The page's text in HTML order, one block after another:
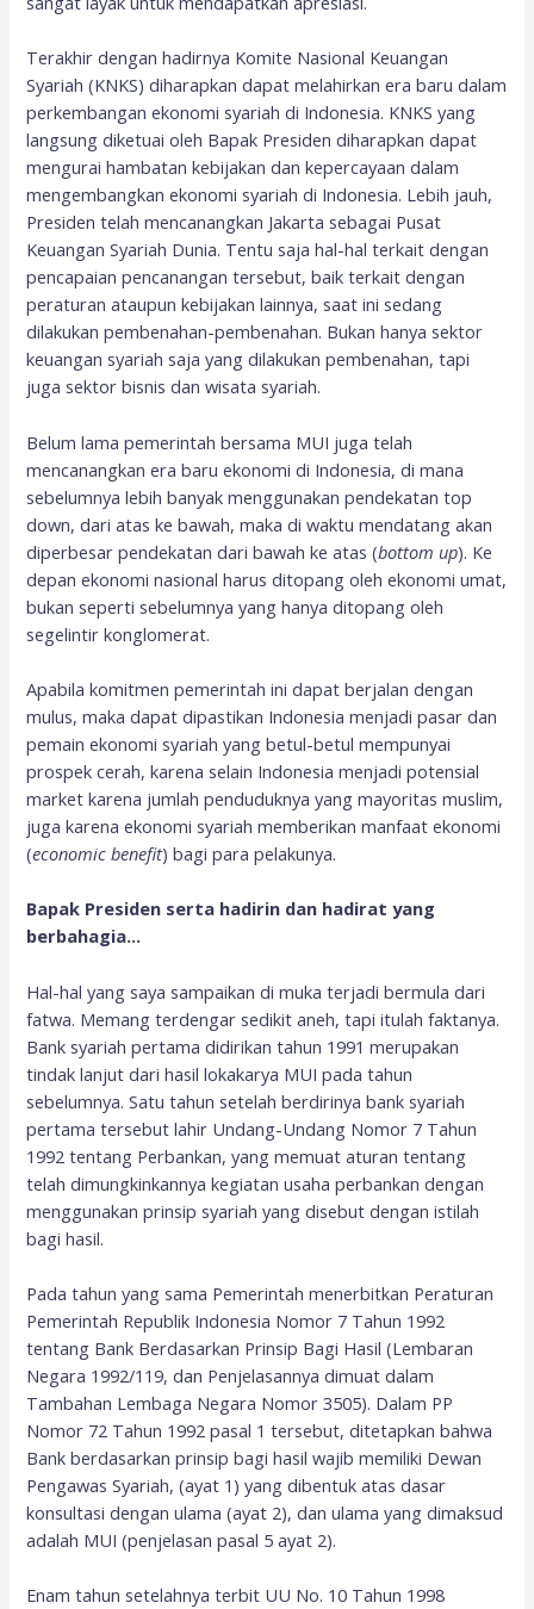
Terakhir dengan hadirnya Komite Nasional Keuangan
Syariah (KNKS) diharapkan dapat melahirkan era baru dalam
perkembangan ekonomi syariah di Indonesia. KNKS yang
langsung diketuai oleh Bapak Presiden diharapkan dapat
mengurai hambatan kebijakan dan kepercayaan dalam
mengembangkan ekonomi syariah di Indonesia. Lebih jauh,
Presiden telah mencanangkan Jakarta sebagai Pusat
Keuangan Syariah Dunia. Tentu saja hal-hal terkait dengan
pencapaian pencanangan tersebut, baik terkait dengan
peraturan ataupun kebijakan lainnya, saat ini sedang
dilakukan pembenahan-pembenahan. Bukan hanya sektor
keuangan syariah saja yang dilakukan pembenahan, tapi
juga sektor bisnis dan wisata syariah.
Belum lama pemerintah bersama MUI juga telah
mencanangkan era baru ekonomi di Indonesia, di mana
sebelumnya lebih banyak menggunakan pendekatan top
down, dari atas ke bawah, maka di waktu mendatang akan
diperbesar pendekatan dari bawah ke atas (bottom up). Ke
depan ekonomi nasional harus ditopang oleh ekonomi umat,
bukan seperti sebelumnya yang hanya ditopang oleh
segelintir konglomerat.
Apabila komitmen pemerintah ini dapat berjalan dengan
mulus, maka dapat dipastikan Indonesia menjadi pasar dan
pemain ekonomi syariah yang betul-betul mempunyai
prospek cerah, karena selain Indonesia menjadi potensial
market karena jumlah penduduknya yang mayoritas muslim,
juga karena ekonomi syariah memberikan manfaat ekonomi
(economic benefit) bagi para pelakunya.
Bapak Presiden serta hadirin dan hadirat yang
berbahagia…
Hal-hal yang saya sampaikan di muka terjadi bermula dari
fatwa. Memang terdengar sedikit aneh, tapi itulah faktanya.
Bank syariah pertama didirikan tahun 1991 merupakan
tindak lanjut dari hasil lokakarya MUI pada tahun
sebelumnya. Satu tahun setelah berdirinya bank syariah
pertama tersebut lahir Undang-Undang Nomor 7 Tahun
1992 tentang Perbankan, yang memuat aturan tentang
telah dimungkinkannya kegiatan usaha perbankan dengan
menggunakan prinsip syariah yang disebut dengan istilah
bagi hasil.
Pada tahun yang sama Pemerintah menerbitkan Peraturan
Pemerintah Republik Indonesia Nomor 7 Tahun 1992
tentang Bank Berdasarkan Prinsip Bagi Hasil (Lembaran
Negara 1992/119, dan Penjelasannya dimuat dalam
Tambahan Lembaga Negara Nomor 3505). Dalam PP
Nomor 72 Tahun 1992 pasal 1 tersebut, ditetapkan bahwa
Bank berdasarkan prinsip bagi hasil wajib memiliki Dewan
Pengawas Syariah, (ayat 1) yang dibentuk atas dasar
konsultasi dengan ulama (ayat 2), dan ulama yang dimaksud
adalah MUI (penjelasan pasal 5 ayat 2).
Enam tahun setelahnya terbit UU No. 10 Tahun 1998